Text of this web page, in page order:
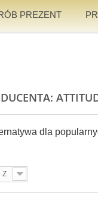
PREZENT
dla
Z